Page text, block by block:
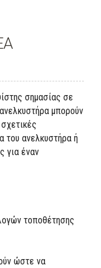
σημασίας σε
μπορούν
του ανελκυστήρα ή
για έναν
τοποθέτησης
ώστε να